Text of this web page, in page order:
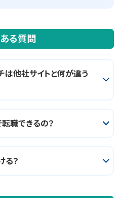
ある質問
他社サイトと何が違う
職できるの？
る？